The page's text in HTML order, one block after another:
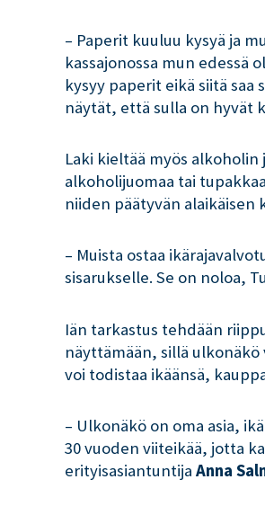
– Paperit kuuluu kysyä ja
kassajonossa mun edessä
kysyy paperit eikä siitä
näytät, että sulla on hyvät
Laki kieltää myös
alkoholijuomaa tai
niiden päätyvän alaikäisen
– Muista ostaa
sisarukselle. Se on noloa,
Iän tarkastus tehdään
näyttämään, sillä ulkonäkö
voi todistaa ikäänsä,
– Ulkonäkö on oma asia,
30 vuoden viiteikää, jotta
erityisasiantuntija Anna